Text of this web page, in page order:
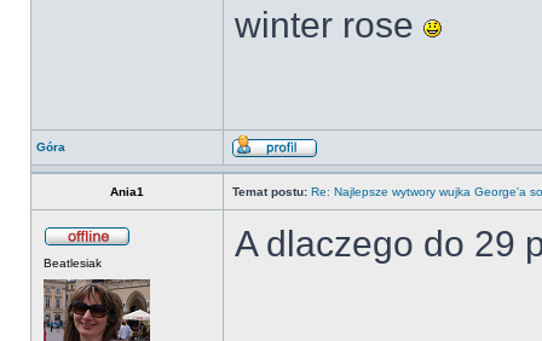
winter rose
Góra
Ania1 Temat postu: Re: Najlepsze wytwory wujka George'a
Beatlesiak A dlaczego do 29